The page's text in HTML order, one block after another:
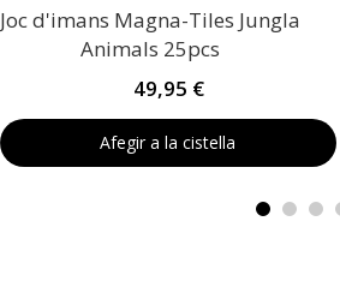
Joc d'imans Magna-Tiles Jungla
Animals 25pcs
49,95 €
Afegir a la cistella